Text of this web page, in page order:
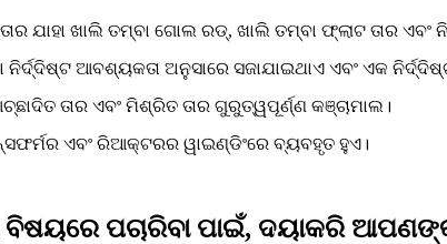
ଯାହା ଖାଲି ତମ୍ବା ଗୋଲ ରଡ୍, ଖାଲି ତମ୍ବା ଫ୍ଲାଟ ତାର ଏବଂ
ନିର୍ଦ୍ଦିଷ୍ଟ ଆବଶ୍ୟକତା ଅନୁସାରେ ସଜାଯାଇଥାଏ ଏବଂ ଏକ
ତାର ଏବଂ ମିଶ୍ରିତ ତାର ଗୁରୁତ୍ୱପୂର୍ଣ୍ଣ କଞ୍ଚାମାଲ।
ଏବଂ ରିଆକ୍ଟରର ୱାଇଣ୍ଡିଂରେ ବ୍ୟବହୃତ ହୁଏ।
ପଚାରିବା ପାଇଁ, ଦୟାକରି